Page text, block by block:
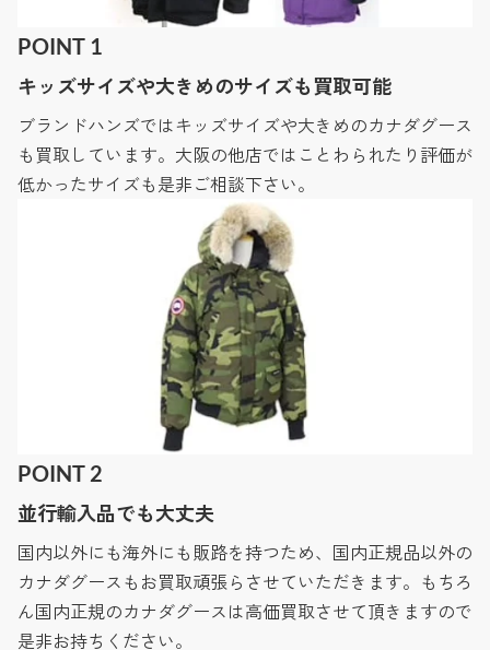
POINT 1
キッズサイズや大きめのサイズも買取可能
ブランドハンズではキッズサイズや大きめのカナダグース
も買取しています。大阪の他店ではことわられたり評価が
低かったサイズも是非ご相談下さい。
POINT 2
並行輸入品でも大丈夫
国内以外にも海外にも販路を持つため、国内正規品以外の
カナダグースもお買取頑張らさせていただきます。もちろ
ん国内正規のカナダグースは高価買取させて頂きますので
是非お持ちください。